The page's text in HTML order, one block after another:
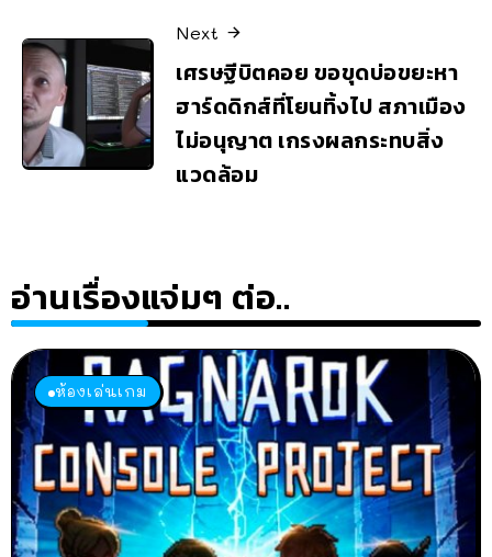
Next
เศรษฐีบิตคอย ขอขุดบ่อขยะหา
ฮาร์ดดิกส์ที่โยนทิ้งไป สภาเมือง
ไม่อนุญาต เกรงผลกระทบสิ่ง
แวดล้อม
อ่านเรื่องแจ่มๆ ต่อ..
ห้องเล่นเกม